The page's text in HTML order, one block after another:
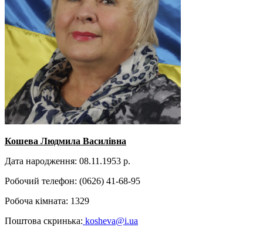
Кошева Людмила Василівна
Дата народження: 08.11.1953 р.
Робочий телефон: (0626) 41-68-95
Робоча кімната: 1329
Поштова скринька: kosheva@i.ua